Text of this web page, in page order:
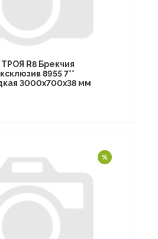
R8 Брекчия
8955 7**
3000х700х38 мм